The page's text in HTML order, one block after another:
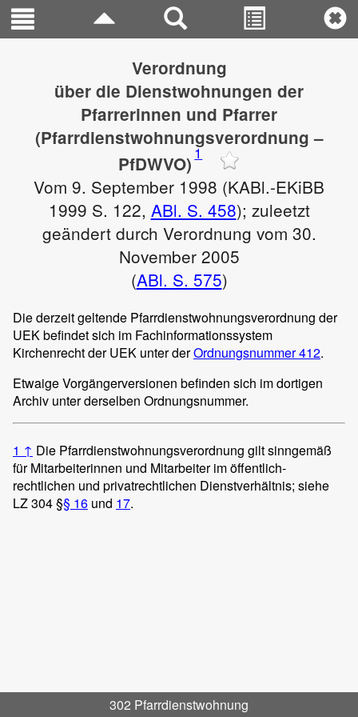
302 Pfarrdienstwohnung
Verordnung
über die Dienstwohnungen der
Pfarrerinnen und Pfarrer
(Pfarrdienstwohnungsverordnung –
PfDWVO) 1
Vom 9. September 1998 (KABl.-EKiBB
1999 S. 122, ABl. S. 458); zuleetzt
geändert durch Verordnung vom 30.
November 2005
(ABl. S. 575)
Die derzeit geltende Pfarrdienstwohnungsverordnung der
UEK befindet sich im Fachinformationssystem
Kirchenrecht der UEK unter derOrdnungsnummer 412.
Etwaige Vorgängerversionen befinden sich im dortigen
Archiv unter derselben Ordnungsnummer.
1 ↑ Die Pfarrdienstwohnungsverordnung gilt sinngemäß
für Mitarbeiterinnen und Mitarbeiter im öffentlich-
rechtlichen und privatrechtlichen Dienstverhältnis; siehe
LZ 304 §§ 16 und 17.